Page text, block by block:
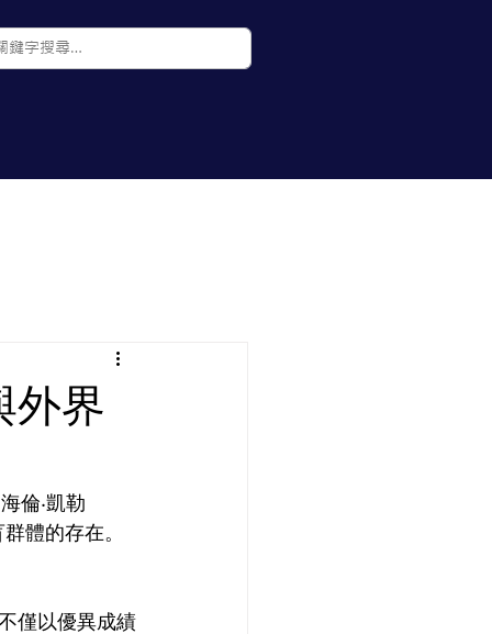
外界
倫·凱勒
體的存在。
僅以優異成績